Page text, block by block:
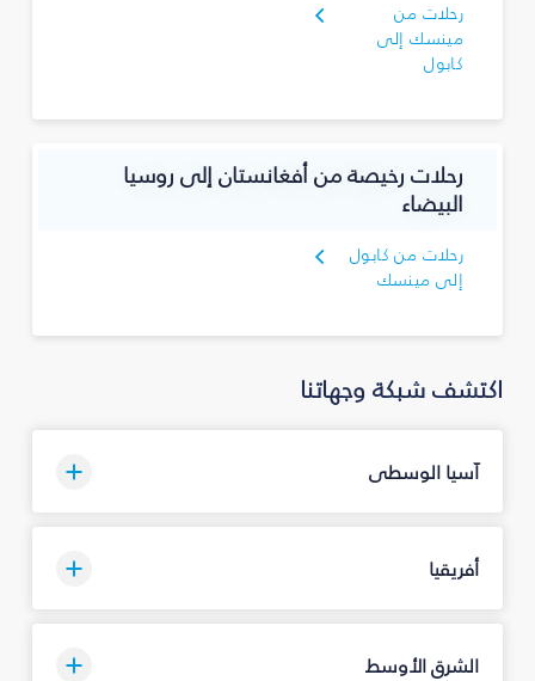
رحلات من
مينسك إلى
كابول
رحلات رخيصة من أفغانستان إلى روسيا
البيضاء
رحلات من كابول
إلى مينسك
اكتشف شبكة وجهاتنا
آسيا الوسطى
أفريقيا
الشرق الأوسط